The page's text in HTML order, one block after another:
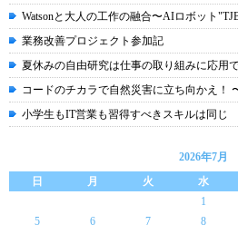
Watsonと大人の工作の融合〜AIロボット
業務改善プロジェクト参加記
夏休みの自由研究は仕事の取り組みに応用
コードのチカラで自然災害に立ち向かえ！
小学生もIT営業も習得すべきスキルは同じ
2026年7月
日
月 火 水
1
5
6 7 8